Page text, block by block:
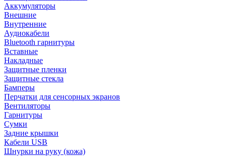
Аккумуляторы
Внешние
Внутренние
Аудиокабели
Bluetooth гарнитуры
Вставные
Накладные
Защитные пленки
Защитные стекла
Бамперы
Перчатки для сенсорных экранов
Вентиляторы
Гарнитуры
Сумки
Задние крышки
Кабели USB
Шнурки на руку (кожа)